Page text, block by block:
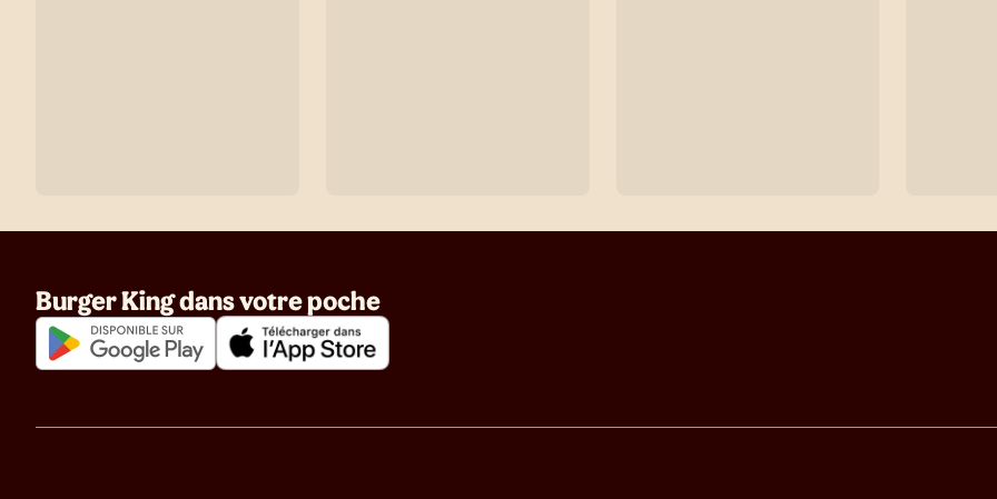
Burger King dans votre poche